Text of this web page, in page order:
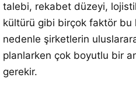
talebi, rekabet düzeyi,
kültürü gibi birçok faktör bu
nedenle şirketlerin
planlarken çok boyutlu bir
gerekir.